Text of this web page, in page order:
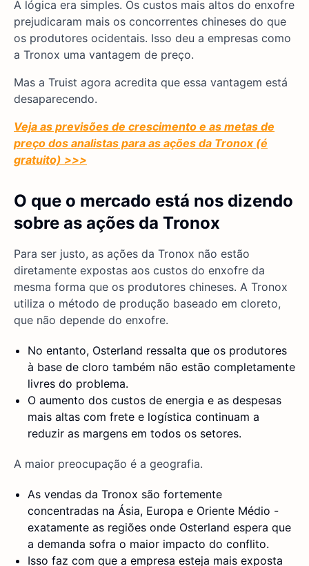
A lógica era simples. Os custos mais altos do enxofre
prejudicaram mais os concorrentes chineses do que
os produtores ocidentais. Isso deu a empresas como
a Tronox uma vantagem de preço.
Mas a Truist agora acredita que essa vantagem está
desaparecendo.
Veja as previsões de crescimento e as metas de
preço dos analistas para as ações da Tronox (é
gratuito) >>>
O que o mercado está nos dizendo
sobre as ações da Tronox
Para ser justo, as ações da Tronox não estão
diretamente expostas aos custos do enxofre da
mesma forma que os produtores chineses. A Tronox
utiliza o método de produção baseado em cloreto,
que não depende do enxofre.
No entanto, Osterland ressalta que os produtores
à base de cloro também não estão completamente
livres do problema.
O aumento dos custos de energia e as despesas
mais altas com frete e logística continuam a
reduzir as margens em todos os setores.
A maior preocupação é a geografia.
As vendas da Tronox são fortemente
concentradas na Ásia, Europa e Oriente Médio -
exatamente as regiões onde Osterland espera que
a demanda sofra o maior impacto do conflito.
Isso faz com que a empresa esteja mais exposta